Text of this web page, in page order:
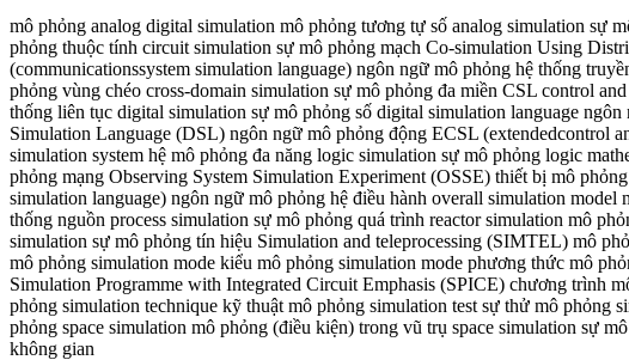
mô phỏng analog digital simulation mô phỏng tương tự số analog simulation sự
phỏng thuộc tính circuit simulation sự mô phỏng mạch Co-simulation Using
(communicationssystem simulation language) ngôn ngữ mô phỏng hệ thống
phỏng vùng chéo cross-domain simulation sự mô phỏng đa miền CSL control
thống liên tục digital simulation sự mô phỏng số digital simulation language
Simulation Language (DSL) ngôn ngữ mô phỏng động ECSL (extendedcontrol
simulation system hệ mô phỏng đa năng logic simulation sự mô phỏng logic
phỏng mạng Observing System Simulation Experiment (OSSE) thiết bị mô
simulation language) ngôn ngữ mô phỏng hệ điều hành overall simulation
thống nguồn process simulation sự mô phỏng quá trình reactor simulation mô
simulation sự mô phỏng tín hiệu Simulation and teleprocessing (SIMTEL) mô
mô phỏng simulation mode kiểu mô phỏng simulation mode phương thức mô
Simulation Programme with Integrated Circuit Emphasis (SPICE) chương trình
phỏng simulation technique kỹ thuật mô phỏng simulation test sự thử mô
phỏng space simulation mô phỏng (điều kiện) trong vũ trụ space simulation sự
không gian